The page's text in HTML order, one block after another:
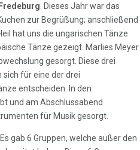
. Dieses Jahr war das
zur Begrüßung; anschließend
hat uns die ungarischen Tänze
Tänze gezeigt. Marlies Meyer
gesorgt. Diese drei
für eine der drei
entscheiden. In den
und am Abschlussabend
für Musik gesorgt.
gab 6 Gruppen, welche außer den